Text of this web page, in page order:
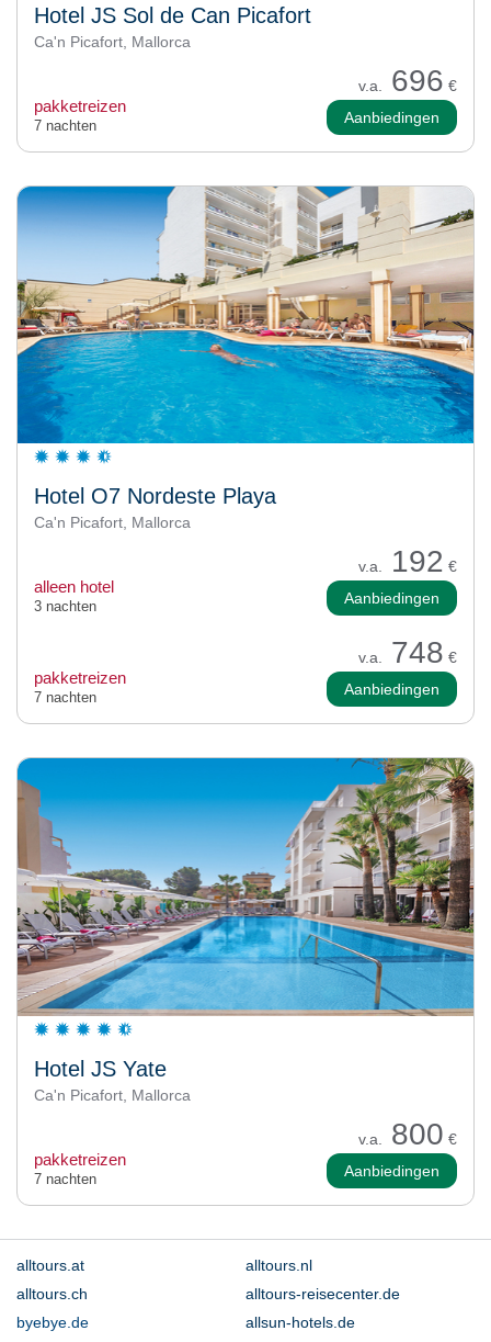
Hotel JS Sol de Can Picafort
Ca'n Picafort, Mallorca
v.a. 696 €
pakketreizen
7 nachten Aanbiedingen
Hotel O7 Nordeste Playa
Ca'n Picafort, Mallorca
v.a. 192 €
alleen hotel
3 nachten Aanbiedingen
v.a. 748 €
pakketreizen
7 nachten Aanbiedingen
Hotel JS Yate
Ca'n Picafort, Mallorca
v.a. 800 €
pakketreizen
7 nachten Aanbiedingen
alltours.at
alltours.nl
alltours.ch
alltours-reisecenter.de
byebye.de
allsun-hotels.de